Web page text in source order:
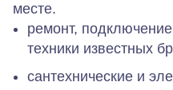
месте.
ремонт,
техники известных
сантехнические и